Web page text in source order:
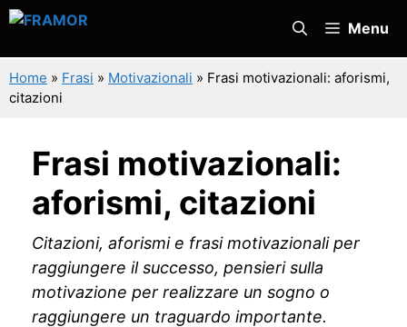
Vai
contenuto
Menu
Home » Frasi » Motivazionali » Frasi motivazionali: aforismi,
citazioni
Frasi motivazionali:
aforismi, citazioni
Citazioni, aforismi e frasi motivazionali per
raggiungere il successo, pensieri sulla
motivazione per realizzare un sogno o
raggiungere un traguardo importante.